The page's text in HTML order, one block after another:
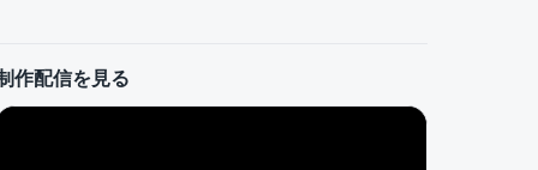
作配信を見る